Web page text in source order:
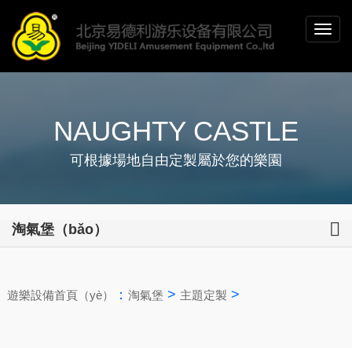
NAUGHTY CASTLE
可根據場地自由定製屬於您的樂園
淘氣堡（bǎo）
遊樂設備首頁（yè） ： 淘氣堡 > 主題定製 >